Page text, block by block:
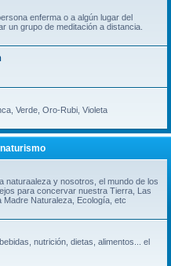
enferma o a algún lugar del
un grupo de meditación a distancia.
Verde, Oro-Rubi, Violeta
naturaaleza y nosotros, el mundo de los
para concervar nuestra Tierra, Las
Naturaleza, Ecología, etc
nutrición, dietas, alimentos... el